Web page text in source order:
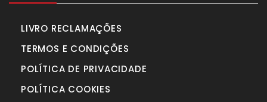
LIVRO RECLAMAÇÕES
TERMOS E CONDIÇÕES
POLÍTICA DE PRIVACIDADE
POLÍTICA COOKIES